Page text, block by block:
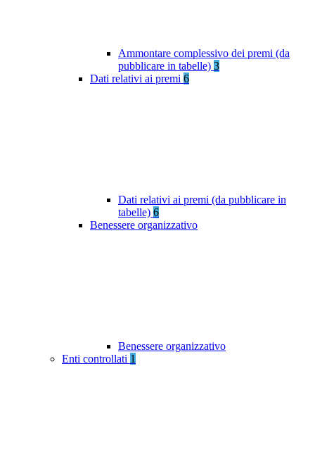
Ammontare complessivo dei premi (da
pubblicare in tabelle) 3
Dati relativi ai premi 6
Dati relativi ai premi (da pubblicare in
tabelle) 6
Benessere organizzativo
Benessere organizzativo
Enti controllati 1